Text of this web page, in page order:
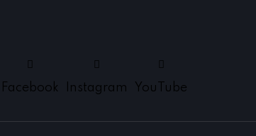
Facebook Instagram YouTube